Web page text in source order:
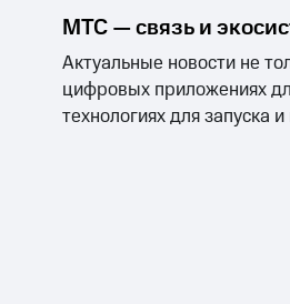
и в
Все
SMS
МТС — связь и
Актуальные новости не
цифровых приложениях
технологиях для запуска